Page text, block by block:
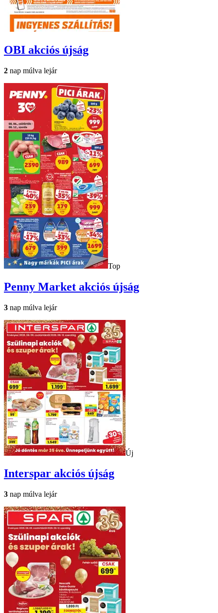
OBI akciós újság
2 nap múlva lejár
Top
Penny Market akciós újság
3 nap múlva lejár
Új
Interspar akciós újság
3 nap múlva lejár